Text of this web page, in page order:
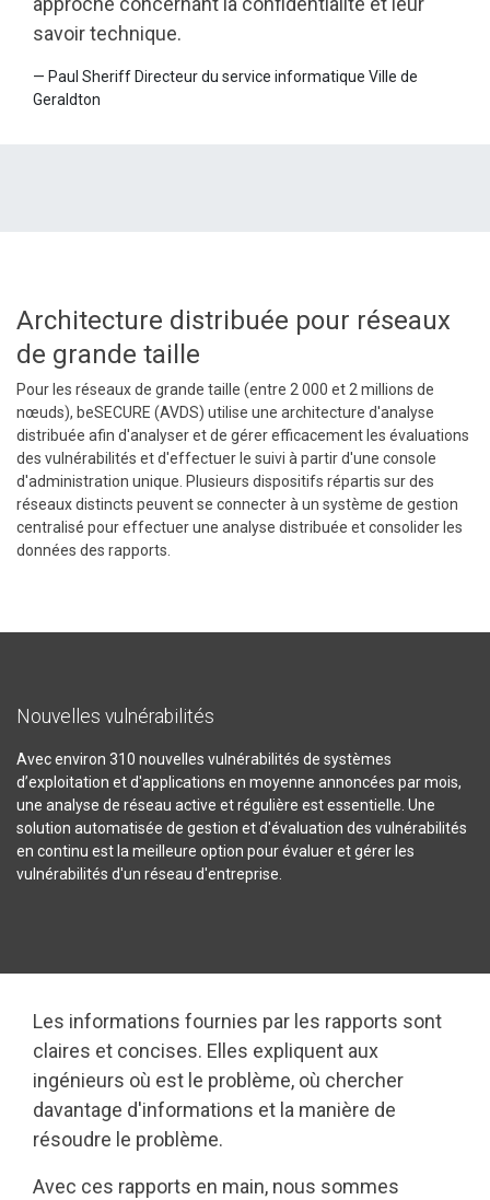
savoir technique.
— Paul Sheriff Directeur du service informatique Ville de
Geraldton
Architecture distribuée pour réseaux
de grande taille
Pour les réseaux de grande taille (entre 2 000 et 2 millions de
nœuds), beSECURE (AVDS) utilise une architecture d'analyse
distribuée afin d'analyser et de gérer efficacement les évaluations
des vulnérabilités et d'effectuer le suivi à partir d'une console
d'administration unique. Plusieurs dispositifs répartis sur des
réseaux distincts peuvent se connecter à un système de gestion
centralisé pour effectuer une analyse distribuée et consolider les
données des rapports.
Nouvelles vulnérabilités
Avec environ 310 nouvelles vulnérabilités de systèmes
d’exploitation et d'applications en moyenne annoncées par mois,
une analyse de réseau active et régulière est essentielle. Une
solution automatisée de gestion et d'évaluation des vulnérabilités
en continu est la meilleure option pour évaluer et gérer les
vulnérabilités d'un réseau d'entreprise.
Les informations fournies par les rapports sont
claires et concises. Elles expliquent aux
ingénieurs où est le problème, où chercher
davantage d'informations et la manière de
résoudre le problème.
Avec ces rapports en main, nous sommes